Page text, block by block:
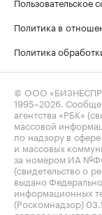
Политика в
Политика
© ООО
1995–2026 .
агентства «РБК»
массовой
по надзору в
и массовых
за номером ИА
(свидетельство о
выдано
информационных
(Роскомнадзор)